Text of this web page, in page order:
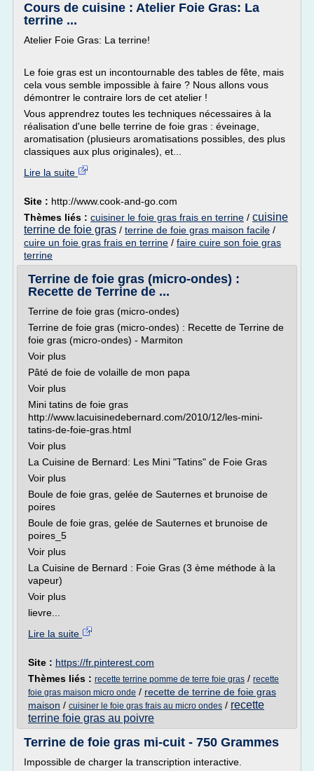
Cours de cuisine : Atelier Foie Gras: La
terrine ...
Atelier Foie Gras: La terrine!
Le foie gras est un incontournable des tables de fête, mais
cela vous semble impossible à faire ? Nous allons vous
démontrer le contraire lors de cet atelier !
Vous apprendrez toutes les techniques nécessaires à la
réalisation d'une belle terrine de foie gras : éveinage,
aromatisation (plusieurs aromatisations possibles, des plus
classiques aux plus originales), et...
Lire la suite
Site : http://www.cook-and-go.com
Thèmes liés : cuisiner le foie gras frais en terrine / cuisine
terrine de foie gras / terrine de foie gras maison facile /
cuire un foie gras frais en terrine / faire cuire son foie gras
terrine
Terrine de foie gras (micro-ondes) :
Recette de Terrine de ...
Terrine de foie gras (micro-ondes)
Terrine de foie gras (micro-ondes) : Recette de Terrine de
foie gras (micro-ondes) - Marmiton
Voir plus
Pâté de foie de volaille de mon papa
Voir plus
Mini tatins de foie gras
http://www.lacuisinedebernard.com/2010/12/les-mini-
tatins-de-foie-gras.html
Voir plus
La Cuisine de Bernard: Les Mini "Tatins" de Foie Gras
Voir plus
Boule de foie gras, gelée de Sauternes et brunoise de
poires
Boule de foie gras, gelée de Sauternes et brunoise de
poires_5
Voir plus
La Cuisine de Bernard : Foie Gras (3 ème méthode à la
vapeur)
Voir plus
lievre...
Lire la suite
Site : https://fr.pinterest.com
Thèmes liés : recette terrine pomme de terre foie gras / recette
foie gras maison micro onde / recette de terrine de foie gras
maison / cuisiner le foie gras frais au micro ondes / recette
terrine foie gras au poivre
Terrine de foie gras mi-cuit - 750 Grammes
Impossible de charger la transcription interactive.